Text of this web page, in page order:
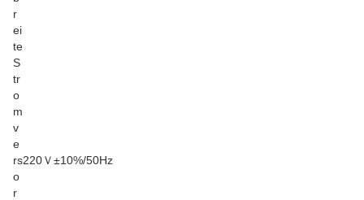
r
ei
te
S
tr
o
m
v
e
rs
o
r
220Ｖ±10%/50Hz